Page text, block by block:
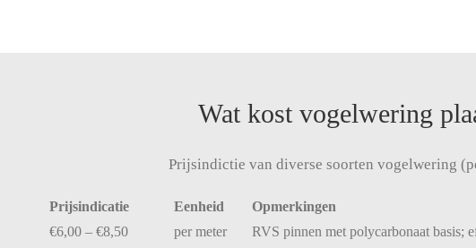
Wat kost vogelwering
Prijsindictie van diverse soorten vogelwering
Prijsindicatie Eenheid
Opmerkingen
€6,00 – €8,50 per meter RVS pinnen met polycarbonaat basis;